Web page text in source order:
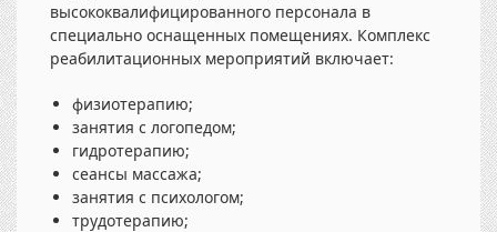
высококвалифицированного персонала в
специально оснащенных помещениях. Комплекс
реабилитационных мероприятий включает:
физиотерапию;
занятия с логопедом;
гидротерапию;
сеансы массажа;
занятия с психологом;
трудотерапию;